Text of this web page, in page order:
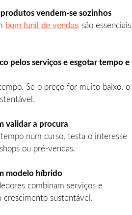
vendem-se sozinhos
bom funil de vendas são essenciais
pelos serviços e esgotar tempo e
Se o preço for muito baixo, o
validar a procura
num curso, testa o interesse
ou pré-vendas.
modelo híbrido
combinam serviços e
crescimento sustentável.